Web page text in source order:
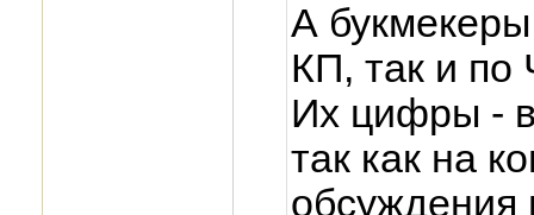
А
КП, так и
Их цифры -
так как на